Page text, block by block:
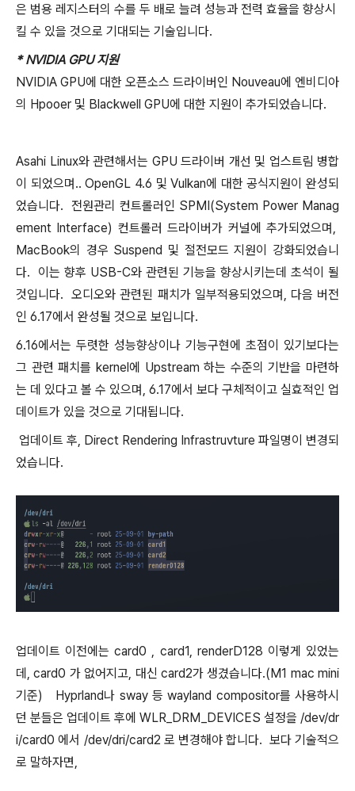
은 범용 레지스터의 수를 두 배로 늘려 성능과 전력 효율을 향상시
킬 수 있을 것으로 기대되는 기술입니다.
* NVIDIA GPU 지원
NVIDIA GPU에 대한 오픈소스 드라이버인 Nouveau에 엔비디아
의 Hpooer 및 Blackwell GPU에 대한 지원이 추가되었습니다.
Asahi Linux와 관련해서는 GPU 드라이버 개선 및 업스트림 병합
이 되었으며.. OpenGL 4.6 및 Vulkan에 대한 공식지원이 완성되
었습니다. 전원관리 컨트롤러인 SPMI(System Power Manag
ement Interface) 컨트롤러 드라이버가 커널에 추가되었으며,
MacBook의 경우 Suspend 및 절전모드 지원이 강화되었습니
다. 이는 향후 USB-C와 관련된 기능을 향상시키는데 초석이 될
것입니다. 오디오와 관련된 패치가 일부적용되었으며, 다음 버전
인 6.17에서 완성될 것으로 보입니다.
6.16에서는 두렷한 성능향상이나 기능구현에 초점이 있기보다는
그 관련 패치를 kernel에 Upstream 하는 수준의 기반을 마련하
는 데 있다고 볼 수 있으며, 6.17에서 보다 구체적이고 실효적인 업
데이트가 있을 것으로 기대됩니다.
업데이트 후, Direct Rendering Infrastruvture 파일명이 변경되
었습니다.
업데이트 이전에는 card0 , card1, renderD128 이렇게 있었는
데, card0 가 없어지고, 대신 card2가 생겼습니다.(M1 mac mini
기준) Hyprland나 sway 등 wayland compositor를 사용하시
던 분들은 업데이트 후에 WLR_DRM_DEVICES 설정을 /dev/dr
i/card0 에서 /dev/dri/card2 로 변경해야 합니다. 보다 기술적으
로 말하자면,